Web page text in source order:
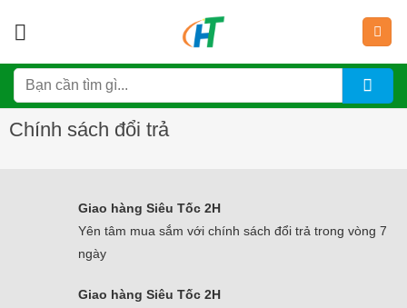
dung
Tìm
kiếm:
Chính sách đổi trả
Giao hàng Siêu Tốc 2H
Yên tâm mua sắm với chính sách đổi trả trong vòng 7
ngày
Giao hàng Siêu Tốc 2H